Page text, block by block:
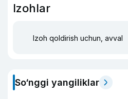
Izohlar
Izoh qoldirish uchun, avval
So‘nggi yangiliklar